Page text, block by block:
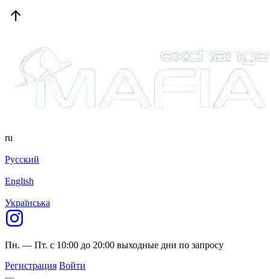
ru
Русский
English
Українська
Пн. — Пт. с 10:00 до 20:00 выходные дни по запросу
Регистрация Войти